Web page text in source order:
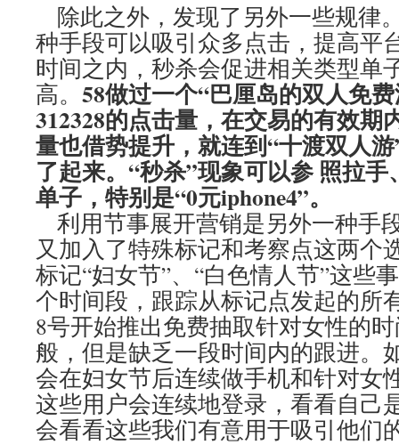
除此之外，发现了另外一些规律
种手段可以吸引众多点击，提高平
时间之内，秒杀会促进相关类型单
高。 58做过一个“巴厘岛的双人免
312328的点击量，在交易的有效期
量也借势提升，就连到“十渡双人
了起来。“秒杀”现象可以参 照拉
单子，特别是“0元iphone4”。
利用节事展开营销是另外一种手
又加入了特殊标记和考察点这两个
标记“妇女节”、“白色情人节”这些
个时间段，跟踪从标记点发起的所
8号开始推出免费抽取针对女性的
般，但是缺乏一段时间内的跟进。
会在妇女节后连续做手机和针对女
这些用户会连续地登录，看看自己
会看看这些我们有意用于吸引他们